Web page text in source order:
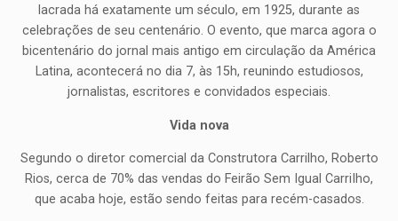
lacrada há exatamente um século, em 1925, durante as
celebrações de seu centenário. O evento, que marca agora o
bicentenário do jornal mais antigo em circulação da América
Latina, acontecerá no dia 7, às 15h, reunindo estudiosos,
jornalistas, escritores e convidados especiais.
Vida nova
Segundo o diretor comercial da Construtora Carrilho, Roberto
Rios, cerca de 70% das vendas do Feirão Sem Igual CarriIho,
que acaba hoje, estão sendo feitas para recém-casados.